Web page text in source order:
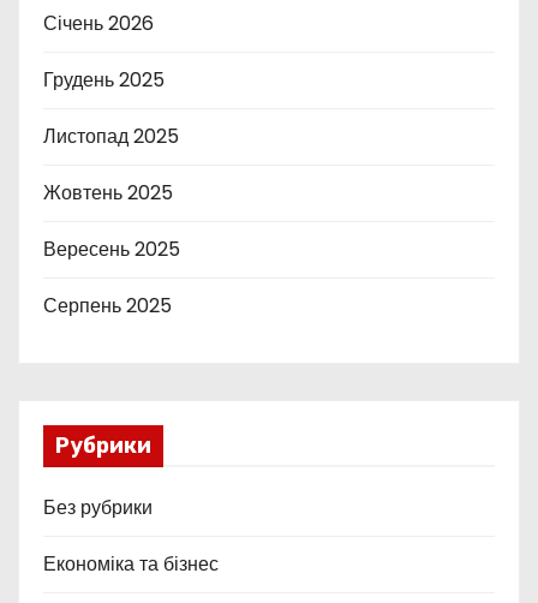
Січень 2026
Грудень 2025
Листопад 2025
Жовтень 2025
Вересень 2025
Серпень 2025
Рубрики
Без рубрики
Економіка та бізнес